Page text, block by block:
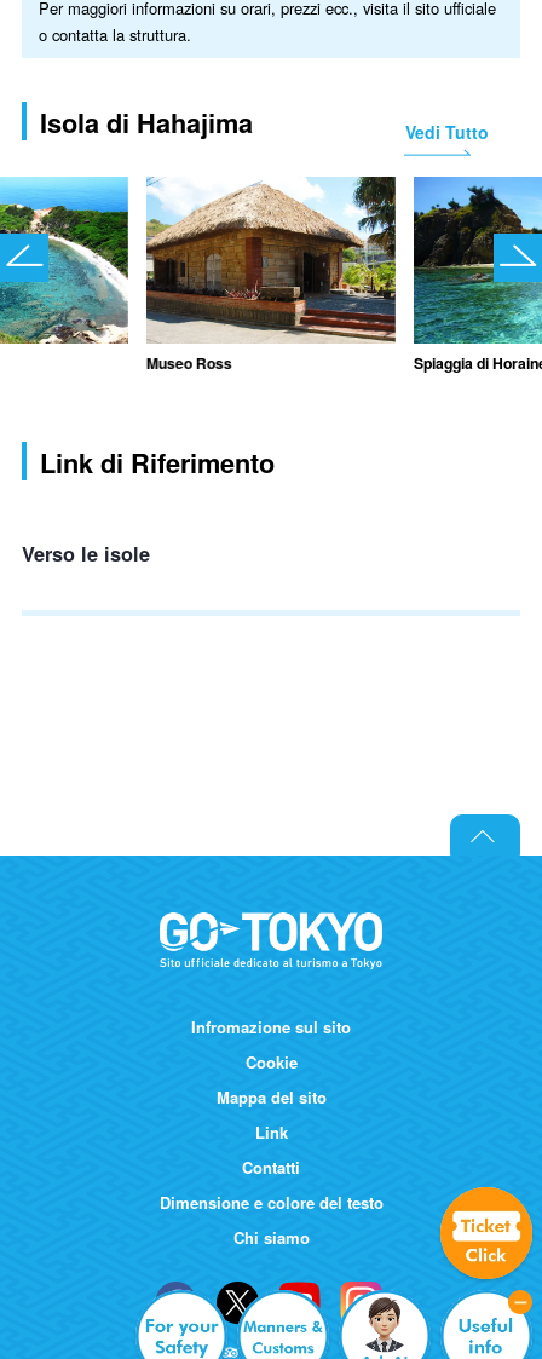
Per maggiori informazioni su orari, prezzi ecc., visita il sito ufficiale
o contatta la struttura.
Isola di Hahajima Vedi Tutto
Museo Ross Spiaggia di
Link di Riferimento
Verso le isole
Infromazione sul sito
Cookie
Mappa del sito
Link
Contatti
Dimensione e colore del testo
Chi siamo